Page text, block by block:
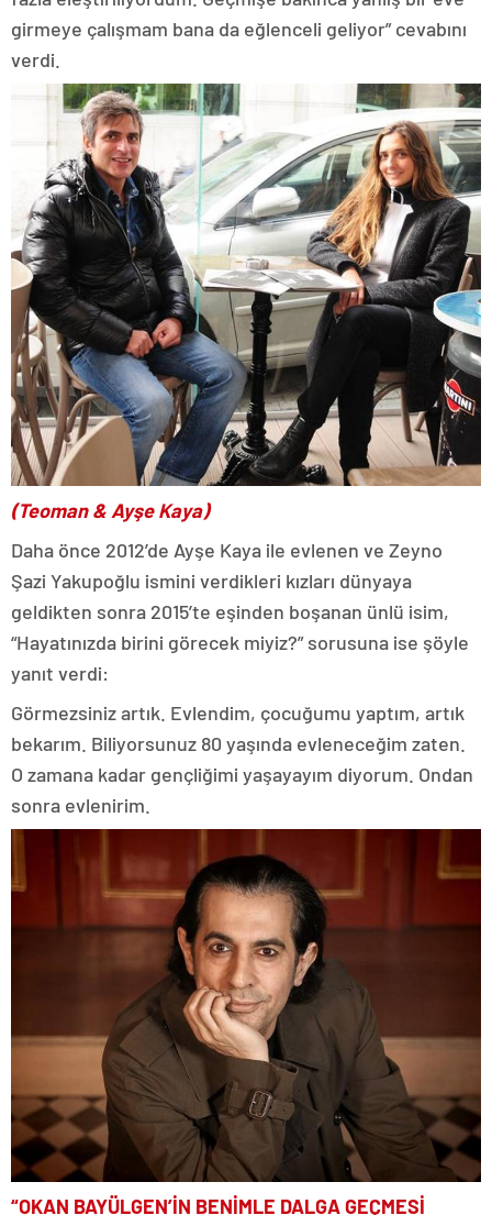
girmeye çalışmam bana da eğlenceli geliyor” cevabını
verdi.
(Teoman & Ayşe Kaya)
Daha önce 2012’de Ayşe Kaya ile evlenen ve Zeyno
Şazi Yakupoğlu ismini verdikleri kızları dünyaya
geldikten sonra 2015’te eşinden boşanan ünlü isim,
“Hayatınızda birini görecek miyiz?” sorusuna ise şöyle
yanıt verdi:
Görmezsiniz artık. Evlendim, çocuğumu yaptım, artık
bekarım. Biliyorsunuz 80 yaşında evleneceğim zaten.
O zamana kadar gençliğimi yaşayayım diyorum. Ondan
sonra evlenirim.
“OKAN BAYÜLGEN’İN BENİMLE DALGA GEÇMESİ